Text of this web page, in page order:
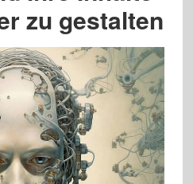
zu gestalten